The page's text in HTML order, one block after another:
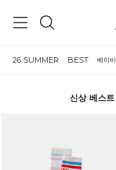
26 SUMMER BEST 베이비
신상 베스트